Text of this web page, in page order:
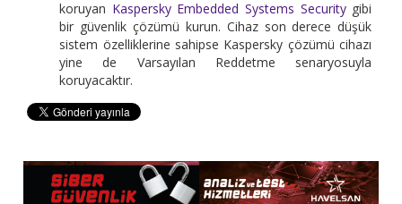
koruyan Kaspersky Embedded Systems Securitygibi
bir güvenlik çözümü kurun. Cihaz son derece düşük
sistem özelliklerine sahipse Kaspersky çözümü cihazı
yine de Varsayılan Reddetme senaryosuyla
koruyacaktır.